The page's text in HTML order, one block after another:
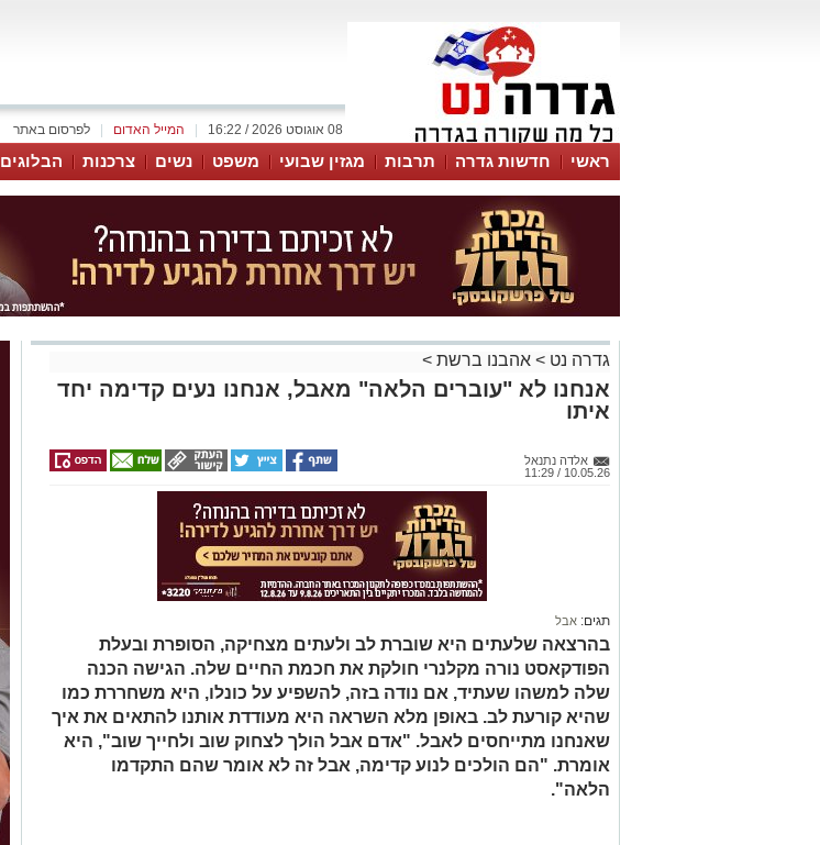
לפרסום באתר המייל האדום 08 אוגוסט 2026 / 16:22
ראשי חדשות גדרה תרבות מגזין שבועי משפט נשים צרכנות הבלוגים
גדרה נט > אהבנו ברשת >
אנחנו לא "עוברים הלאה" מאבל, אנחנו נעים קדימה יחד
איתו
אלדה נתנאל
10.05.26 / 11:29
תגים: אבל
בהרצאה שלעתים היא שוברת לב ולעתים מצחיקה, הסופרת ובעלת
הפודקאסט נורה מקלנרי חולקת את חכמת החיים שלה. הגישה הכנה
שלה למשהו שעתיד, אם נודה בזה, להשפיע על כונלו, היא משחררת כמו
שהיא קורעת לב. באופן מלא השראה היא מעודדת אותנו להתאים את איך
שאנחנו מתייחסים לאבל. "אדם אבל הולך לצחוק שוב ולחייך שוב", היא
אומרת. "הם הולכים לנוע קדימה, אבל זה לא אומר שהם התקדמו
הלאה".